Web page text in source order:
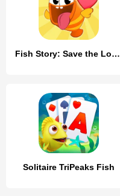
Fish Story: Save the Lover
Solitaire TriPeaks Fish